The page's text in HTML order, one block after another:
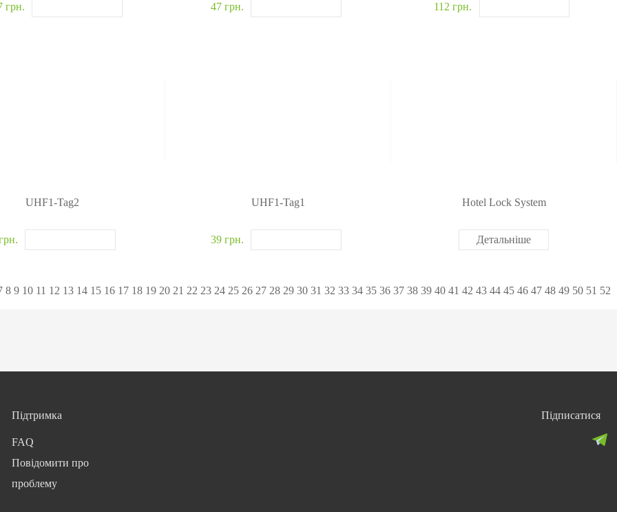
грн. 47 грн. 112 грн.
UHF1-Tag2 UHF1-Tag1
39 грн.
Hotel Lock System
Детальніше
8 9 10 11 12 13 14 15 16 17 18 19 20 21 22 23 24 25 26 27 28 29 30 31 32 33 34 35 36 37 38 39 40 41 42 43 44 45 46 47 48 49 50 51 52
Підтримка
FAQ
Повідомити про
проблему
Підписатися